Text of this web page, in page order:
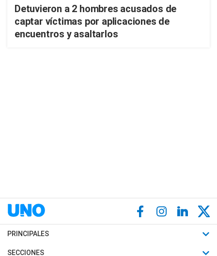
Detuvieron a 2 hombres acusados de
captar víctimas por aplicaciones de
encuentros y asaltarlos
PRINCIPALES
Últimas Noticias
SECCIONES